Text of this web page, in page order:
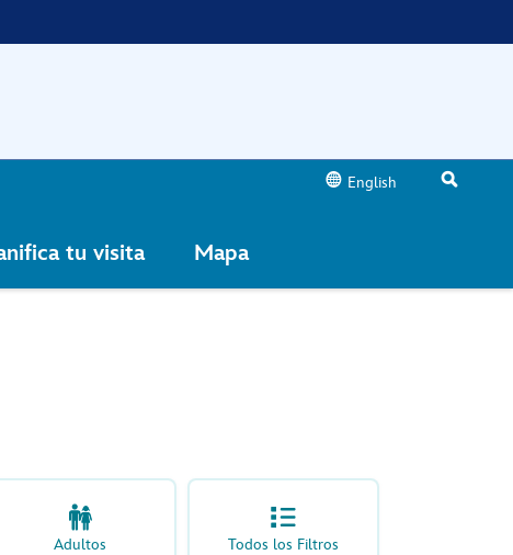
English
tu visita Mapa
Adultos Todos los Filtros